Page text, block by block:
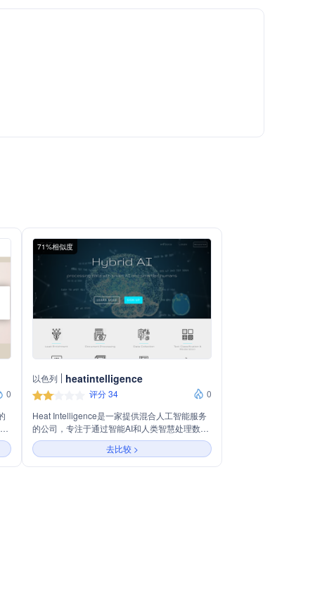
0
71%相似度
以色列 heatintelligence
评分 34
0
Heat Intelligence是一家提供混合人工智能服务
的公司，专注于通过智能AI和人类智慧处理数
据。主营业务包括线索丰富、文件处理、数据收
集、文本分类与审核、聊天机器人对话、数据标
注以及转录服务。公司强调其混合AI方法能够保
去比较 >